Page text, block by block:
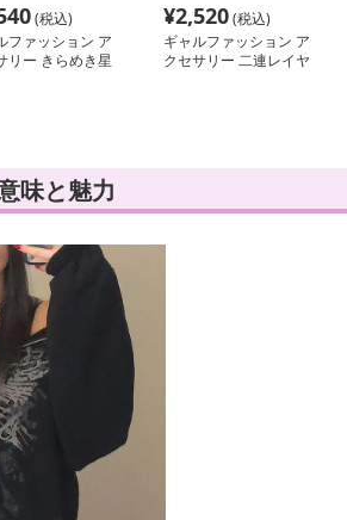
(税込)
ファッション ア
リー きらめき星
¥2,520(税込)
ギャルファッション ア
クセサリー 二連レイヤ
味と魅力